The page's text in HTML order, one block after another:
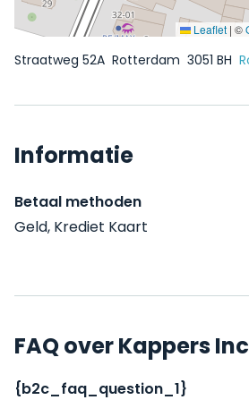
Leaflet | ©
Straatweg 52A Rotterdam 3051 BH
Informatie
Betaal methoden
Geld, Krediet Kaart
FAQ over Kappers
{b2c_faq_question_1}